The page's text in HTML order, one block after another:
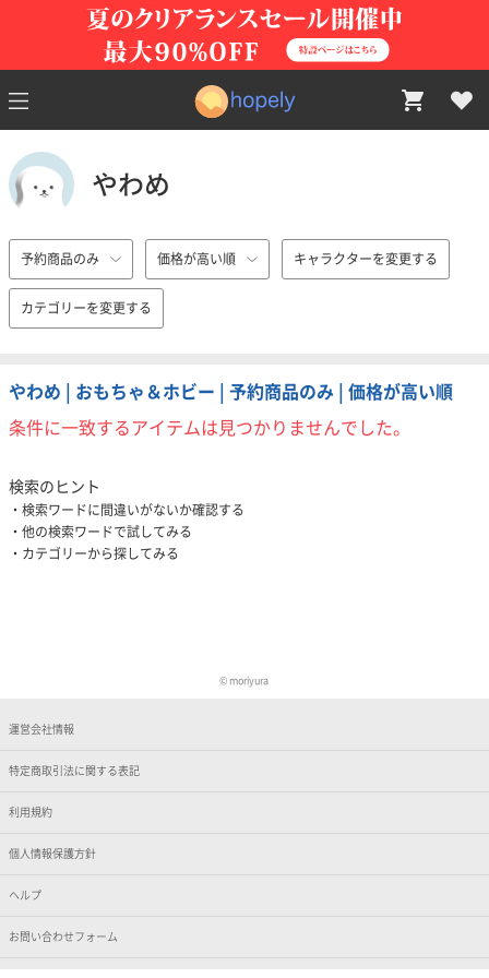
やわめ
予約商品のみ 価格が高い順 キャラクターを変更する
カテゴリーを変更する
やわめ | おもちゃ＆ホビー | 予約商品のみ | 価格が高い順
条件に一致するアイテムは見つかりませんでした。
検索のヒント
検索ワードに間違いがないか確認する
他の検索ワードで試してみる
カテゴリーから探してみる
©︎ moriyura
運営会社情報
特定商取引法に関する表記
利用規約
個人情報保護方針
ヘルプ
お問い合わせフォーム